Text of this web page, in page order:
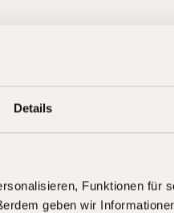
Details
Funktionen für
geben wir